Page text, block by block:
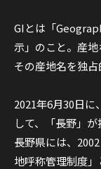
GIとは「
示」のこと。産地
その産地名を独占
2021年6月30日に
して、「長野」が
長野県には、
地呼称管理制度